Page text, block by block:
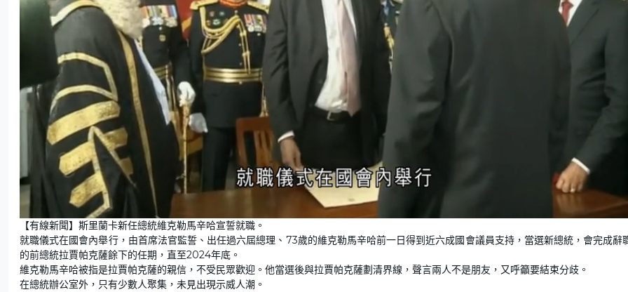
n
m
u
t
e
L
o
e
d
0
0
【有線新聞】斯里蘭卡新任總統維克勒馬辛哈宣誓就職。
就職儀式在國會內舉行，由首席法官監誓、出任過六屆總理、73歲的維克勒馬辛哈前一日得到近六成國會議員支持，當選新總統，會完成辭
的前總統拉賈帕克薩餘下的任期，直至2024年底。
維克勒馬辛哈被指是拉賈帕克薩的親信，不受民眾歡迎。他當選後與拉賈帕克薩劃清界線，聲言兩人不是朋友，又呼籲要結束分歧。
在總統辦公室外，只有少數人聚集，未見出現示威人潮。